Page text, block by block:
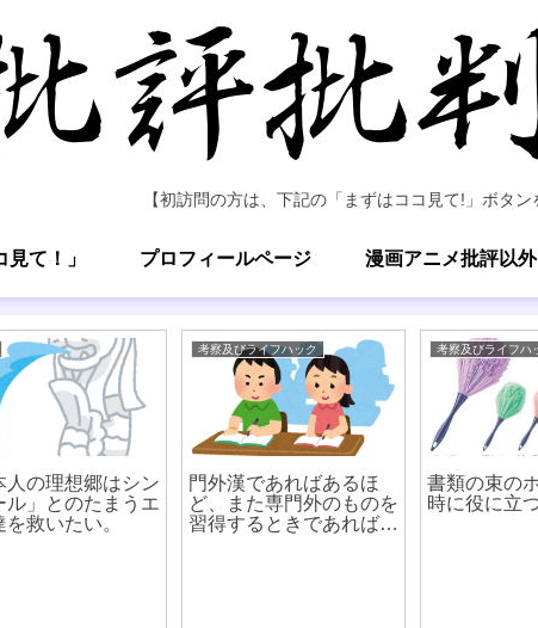
【初訪問の方は、下記の「まずはココ見て!」ボタン
見て！」 プロフィールページ 漫画アニメ批評以外
人の理想郷はシン
ル」とのたまうエ
を救いたい。
考察及びライフハック
門外漢であればあるほ
ど、また専門外のものを
習得するときであればあ
考察及びライフハ
書類の束の
時に役に立